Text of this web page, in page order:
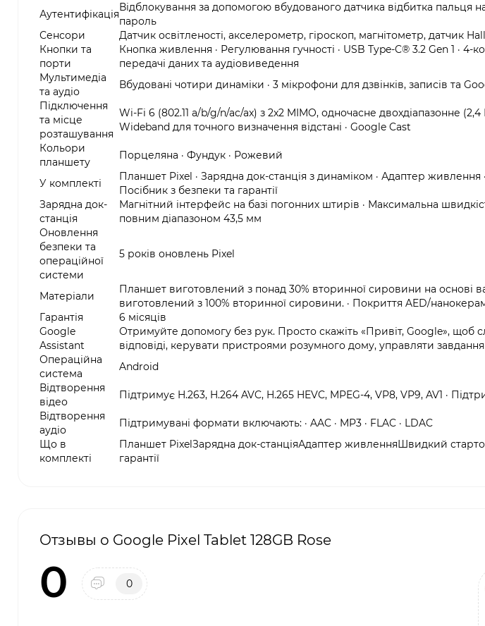
Аутентифікація
Відблокування за допомогою вбудованого датчика відбитка пальця
пароль
Сенсори
Датчик освітленості, акселерометр, гіроскоп, магнітометр, датчик Hall
Кнопки та
порти
Кнопка живлення · Регулювання гучності · USB Type-C® 3.2 Gen 1 · 4-
передачі даних та аудіовиведення
Мультимедіа
та аудіо
Вбудовані чотири динаміки · 3 мікрофони для дзвінків, записів та
Підключення
та місце
розташування
Wi-Fi 6 (802.11 a/b/g/n/ac/ax) з 2x2 MIMO, одночасне двохдіапазонне
Wideband для точного визначення відстані · Google Cast
Кольори
планшету
Порцеляна · Фундук · Рожевий
У комплекті
Планшет Pixel · Зарядна док-станція з динаміком · Адаптер
Посібник з безпеки та гарантії
Зарядна док-
станція
Магнітний інтерфейс на базі погонних штирів · Максимальна
повним діапазоном 43,5 мм
Оновлення
безпеки та
операційної
системи
5 років оновлень Pixel
Матеріали
Планшет виготовлений з понад 30% вторинної сировини на основі
виготовлений з 100% вторинної сировини. · Покриття AED/
Гарантія
6 місяців
Google
Assistant
Отримуйте допомогу без рук. Просто скажіть «Привіт, Google», щоб
відповіді, керувати пристроями розумного дому, управляти
Операційна
система
Android
Відтворення
відео
Підтримує H.263, H.264 AVC, H.265 HEVC, MPEG-4, VP8, VP9, AV1 ·
Відтворення
аудіо
Підтримувані формати включають: · AAC · MP3 · FLAC · LDAC
Що в
комплекті
Планшет PixelЗарядна док-станціяАдаптер живленняШвидкий
гарантії
Отзывы о Google Pixel Tablet 128GB Rose
0 0